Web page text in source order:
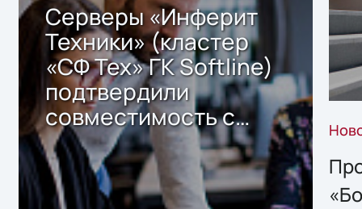
Серверы «Инферит
Техники» (кластер
«СФ Тех» ГК Softline)
подтвердили
совместимость с
решением Sharx
Storage 2.x для
хранения данных